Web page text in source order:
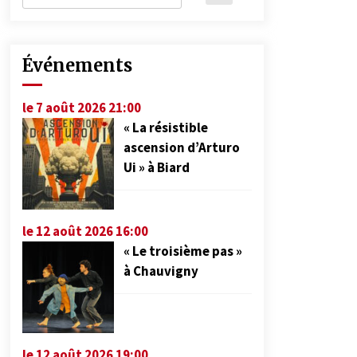
Événements
le 7 août 2026 21:00
« La résistible
ascension d’Arturo
Ui » à Biard
le 12 août 2026 16:00
« Le troisième pas »
à Chauvigny